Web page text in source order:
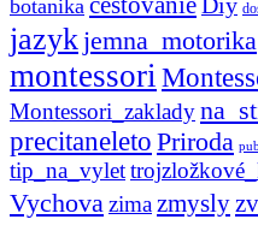
botanika
jazykjemna_motorika
montessori
Montessori_zaklady
precitaneleto Priroda
tip_na_vylet
Vychova zima zmysly